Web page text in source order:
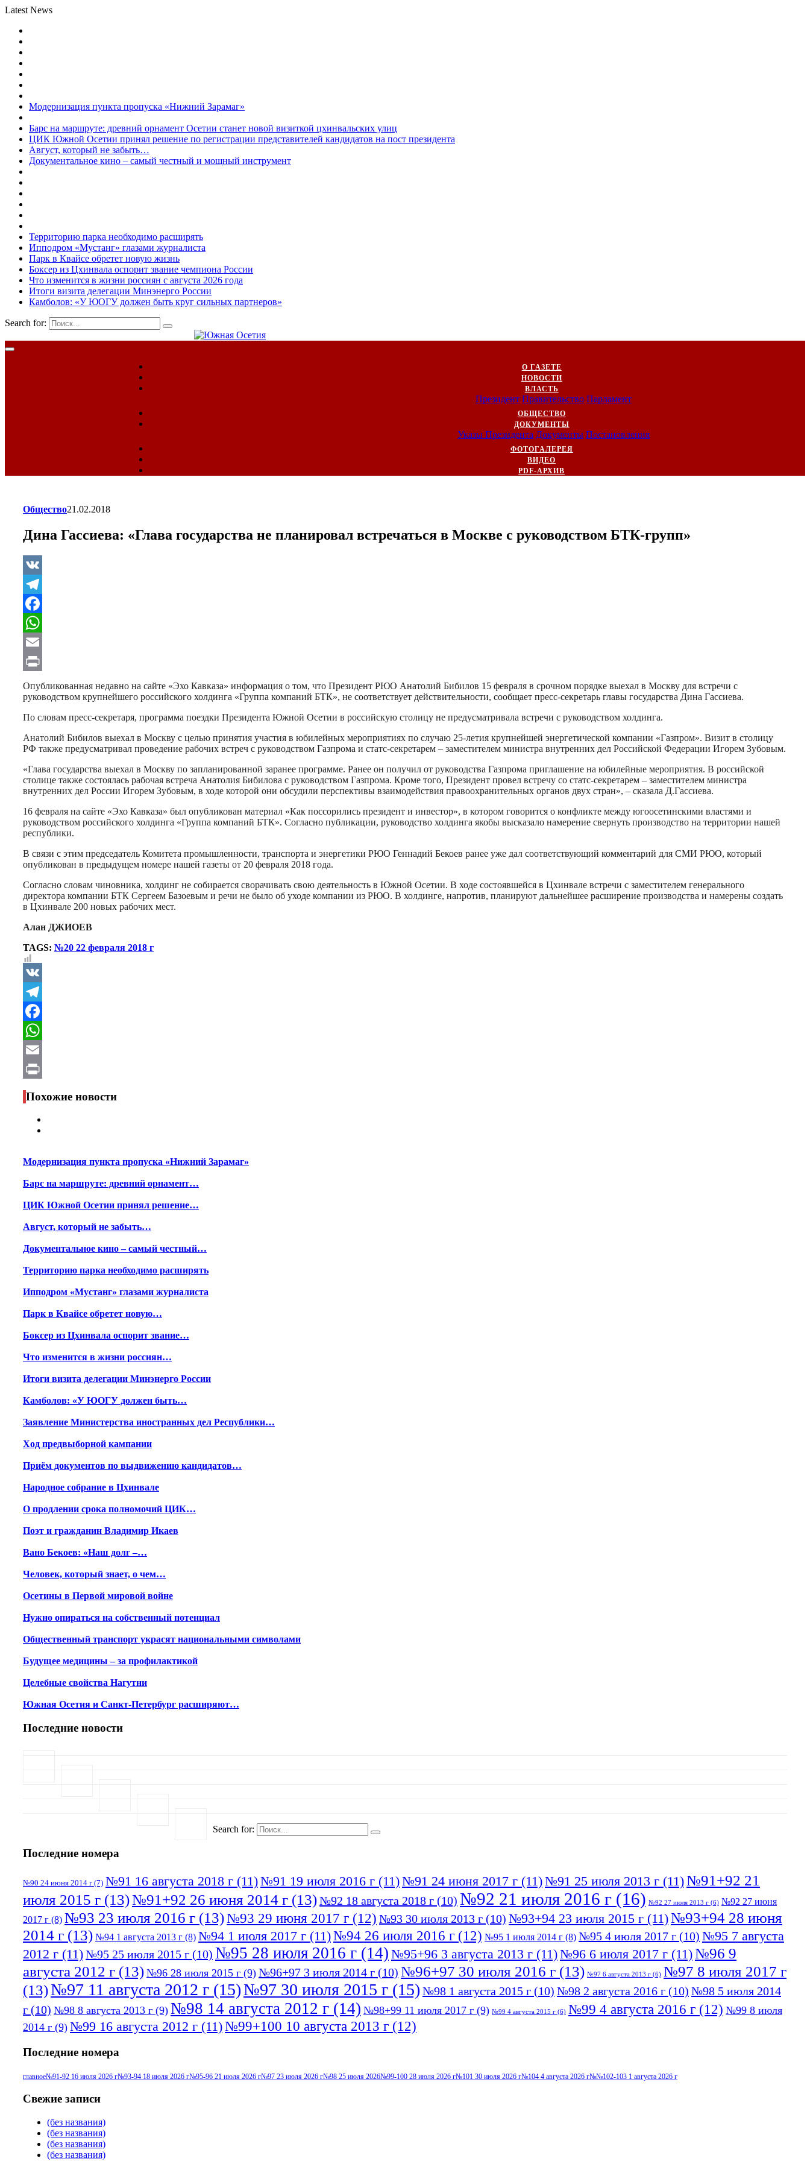
Latest News
Модернизация пункта пропуска «Нижний Зарамаг»
Барс на маршруте: древний орнамент Осетии станет новой визиткой цхинвальских улиц
ЦИК Южной Осетии принял решение по регистрации представителей кандидатов на пост президента
Август, который не забыть…
Документальное кино – самый честный и мощный инструмент
Территорию парка необходимо расширять
Ипподром «Мустанг» глазами журналиста
Парк в Квайсе обретет новую жизнь
Боксер из Цхинвала оспорит звание чемпиона России
Что изменится в жизни россиян с августа 2026 года
Итоги визита делегации Минэнерго России
Камболов: «У ЮОГУ должен быть круг сильных партнеров»
Search for:
О ГАЗЕТЕ
НОВОСТИ
ВЛАСТЬ
Президент Правительство Парламент
ОБЩЕСТВО
ДОКУМЕНТЫ
Указы Президента Документы Постановления
ФОТОГАЛЕРЕЯ
ВИДЕО
PDF-АРХИВ
Общество21.02.2018
Дина Гассиева: «Глава государства не планировал встречаться в Москве с руководством БТК-групп»
VK
Telegram
Facebook
WhatsApp
Email
Print
Опубликованная недавно на сайте «Эхо Кавказа» информация о том, что Президент РЮО Анатолий Бибилов 15 февраля в срочном порядке выехал в Москву для встречи с
руководством крупнейшего российского холдинга «Группа компаний БТК», не соответствует действительности, сообщает пресс-секретарь главы государства Дина Гассиева.
По словам пресс-секретаря, программа поездки Президента Южной Осетии в российскую столицу не предусматривала встречи с руководством холдинга.
Анатолий Бибилов выехал в Москву с целью принятия участия в юбилейных мероприятиях по случаю 25-летия крупнейшей энергетической компании «Газпром». Визит в столицу
РФ также предусматривал проведение рабочих встреч с руководством Газпрома и статс-секретарем – заместителем министра внутренних дел Российской Федерации Игорем Зубовым.
«Глава государства выехал в Москву по запланированной заранее программе. Ранее он получил от руководства Газпрома приглашение на юбилейные мероприятия. В российской
столице также состоялась рабочая встреча Анатолия Бибилова с руководством Газпрома. Кроме того, Президент провел встречу со статс-секретарем – заместителем министра
внутренних дел России Игорем Зубовым, в ходе которой они обсудили перспективы взаимодействия правоохранительных органов двух стран», – сказала Д.Гассиева.
16 февраля на сайте «Эхо Кавказа» был опубликован материал «Как поссорились президент и инвестор», в котором говорится о конфликте между югоосетинскими властями и
руководством российского холдинга «Группа компаний БТК». Согласно публикации, руководство холдинга якобы высказало намерение свернуть производство на территории нашей
республики.
В связи с этим председатель Комитета промышленности, транспорта и энергетики РЮО Геннадий Бекоев ранее уже дал соответствующий комментарий для СМИ РЮО, который
опубликован в предыдущем номере нашей газеты от 20 февраля 2018 года.
Согласно словам чиновника, холдинг не собирается сворачивать свою деятельность в Южной Осетии. В ходе состоявшейся в Цхинвале встречи с заместителем генерального
директора компании БТК Сергеем Базоевым и речи не было об уходе компании из РЮО. В холдинге, напротив, планируют дальнейшее расширение производства и намерены создать
в Цхинвале 200 новых рабочих мест.
Алан ДЖИОЕВ
TAGS: №20 22 февраля 2018 г
VK
Telegram
Facebook
WhatsApp
Email
Print
Похожие новости
Модернизация пункта пропуска «Нижний Зарамаг»
Барс на маршруте: древний орнамент…
ЦИК Южной Осетии принял решение…
Август, который не забыть…
Документальное кино – самый честный…
Территорию парка необходимо расширять
Ипподром «Мустанг» глазами журналиста
Парк в Квайсе обретет новую…
Боксер из Цхинвала оспорит звание…
Что изменится в жизни россиян…
Итоги визита делегации Минэнерго России
Камболов: «У ЮОГУ должен быть…
Заявление Министерства иностранных дел Республики…
Ход предвыборной кампании
Приём документов по выдвижению кандидатов…
Народное собрание в Цхинвале
О продлении срока полномочий ЦИК…
Поэт и гражданин Владимир Икаев
Вано Бекоев: «Наш долг –…
Человек, который знает, о чем…
Осетины в Первой мировой войне
Нужно опираться на собственный потенциал
Общественный транспорт украсят национальными символами
Будущее медицины – за профилактикой
Целебные свойства Нагутни
Южная Осетия и Санкт-Петербург расширяют…
Последние новости
Search for:
Последние номера
№90 24 июня 2014 г (7) №91 16 августа 2018 г (11)№91 19 июля 2016 г (11)№91 24 июня 2017 г (11)№91 25 июля 2013 г (11)№91+92 21
июля 2015 г (13)№91+92 26 июня 2014 г (13)№92 18 августа 2018 г (10) №92 21 июля 2016 г (16) №92 27 июля 2013 г (6) №92 27 июня
2017 г (8) №93 23 июля 2016 г (13)№93 29 июня 2017 г (12) №93 30 июля 2013 г (10) №93+94 23 июля 2015 г (11)№93+94 28 июня
2014 г (13) №94 1 августа 2013 г (8) №94 1 июля 2017 г (11)№94 26 июля 2016 г (12) №95 1 июля 2014 г (8) №95 4 июля 2017 г (10) №95 7 августа
2012 г (11)№95 25 июля 2015 г (10) №95 28 июля 2016 г (14) №95+96 3 августа 2013 г (11)№96 6 июля 2017 г (11)№96 9
августа 2012 г (13) №96 28 июля 2015 г (9) №96+97 3 июля 2014 г (10) №96+97 30 июля 2016 г (13) №97 6 августа 2013 г (6) №97 8 июля 2017 г
(13)№97 11 августа 2012 г (15)№97 30 июля 2015 г (15) №98 1 августа 2015 г (10) №98 2 августа 2016 г (10) №98 5 июля 2014
г (10) №98 8 августа 2013 г (9) №98 14 августа 2012 г (14) №98+99 11 июля 2017 г (9) №99 4 августа 2015 г (6) №99 4 августа 2016 г (12) №99 8 июля
2014 г (9) №99 16 августа 2012 г (11)№99+100 10 августа 2013 г (12)
Последние номера
главное№91-92 16 июля 2026 г№93-94 18 июля 2026 г№95-96 21 июля 2026 г№97 23 июля 2026 г№98 25 июля 2026№99-100 28 июля 2026 г№101 30 июля 2026 г№104 4 августа 2026 г№№102-103 1 августа 2026 г
Свежие записи
(без названия)
(без названия)
(без названия)
(без названия)